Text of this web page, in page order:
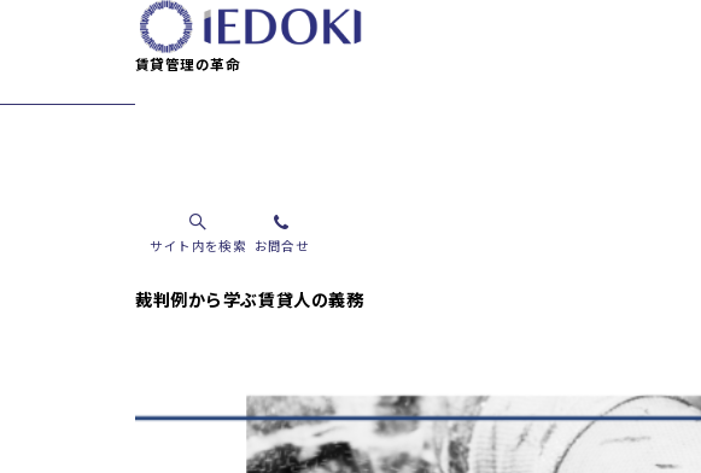
賃貸管理の革命
サイト内を検索 お問合せ
裁判所が認定した賃貸人の修繕義務違反
裁判例から学ぶ賃貸人の義務